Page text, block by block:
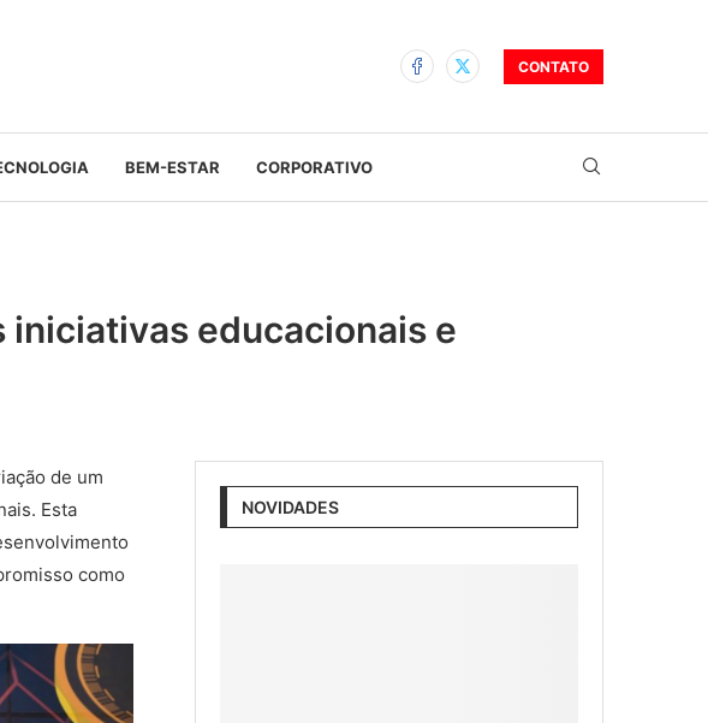
CONTATO
BEM-ESTAR CORPORATIVO
iniciativas educacionais e
de um
Esta
como
NOVIDADES